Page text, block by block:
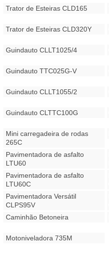
Trator de Esteiras CLD165
Trator de Esteiras CLD320Y
Guindauto CLLT1025/4
Guindauto TTC025G-V
Guindauto CLLT1055/2
Guindauto CLTTC100G
Mini carregadeira de rodas
265C
Pavimentadora de asfalto
LTU60
Pavimentadora de asfalto
LTU60C
Pavimentadora Versátil
CLPS95V
Caminhão Betoneira
Motoniveladora 735M